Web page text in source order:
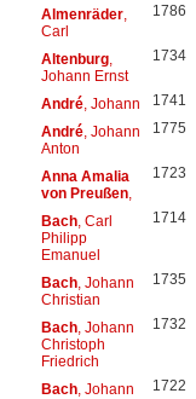
Almenräder,
Carl
1786
Altenburg,
Johann Ernst
1734
André, Johann 1741
André, Johann
Anton
1775
Anna Amalia
von Preußen,
1723
Bach, Carl
Philipp
Emanuel
1714
Bach, Johann
Christian
1735
Bach, Johann
Christoph
Friedrich
1732
Bach, Johann
1722